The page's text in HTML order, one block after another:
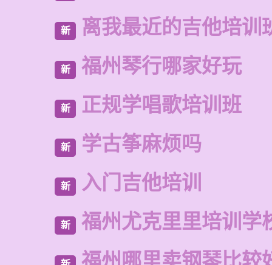
新 离我最近的吉他培训
新 福州琴行哪家好玩
新 正规学唱歌培训班
新 学古筝麻烦吗
新 入门吉他培训
新 福州尤克里里培训学
福州哪里卖钢琴比较